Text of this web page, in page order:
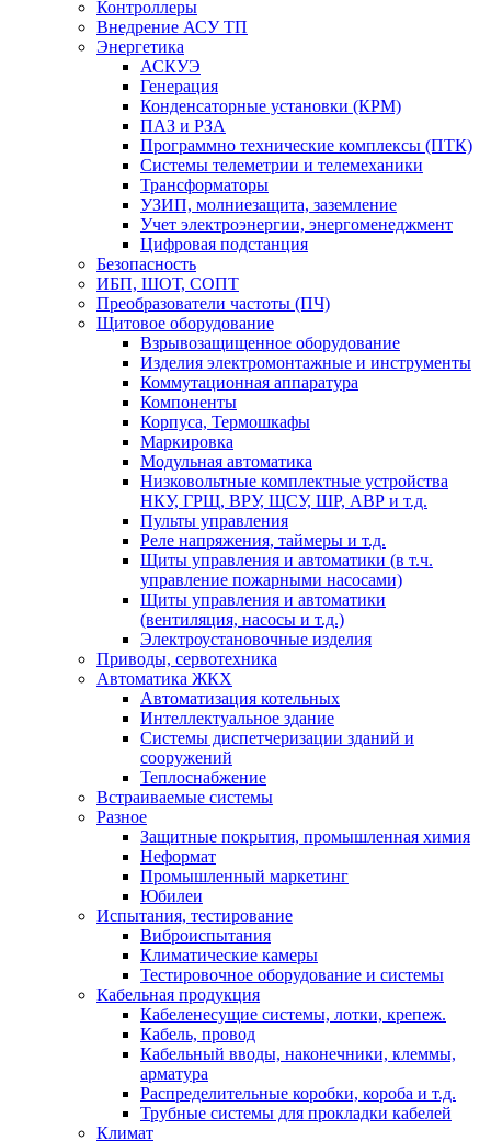
Контроллеры
Внедрение АСУ ТП
Энергетика
АСКУЭ
Генерация
Конденсаторные установки (КРМ)
ПАЗ и РЗА
Программно технические комплексы (ПТК)
Системы телеметрии и телемеханики
Трансформаторы
УЗИП, молниезащита, заземление
Учет электроэнергии, энергоменеджмент
Цифровая подстанция
Безопасность
ИБП, ШОТ, СОПТ
Преобразователи частоты (ПЧ)
Щитовое оборудование
Взрывозащищенное оборудование
Изделия электромонтажные и инструменты
Коммутационная аппаратура
Компоненты
Корпуса, Термошкафы
Маркировка
Модульная автоматика
Низковольтные комплектные устройства
НКУ, ГРЩ, ВРУ, ЩСУ, ШР, АВР и т.д.
Пульты управления
Реле напряжения, таймеры и т.д.
Щиты управления и автоматики (в т.ч.
управление пожарными насосами)
Щиты управления и автоматики
(вентиляция, насосы и т.д.)
Электроустановочные изделия
Приводы, сервотехника
Автоматика ЖКХ
Автоматизация котельных
Интеллектуальное здание
Системы диспетчеризации зданий и
сооружений
Теплоснабжение
Встраиваемые системы
Разное
Защитные покрытия, промышленная химия
Неформат
Промышленный маркетинг
Юбилеи
Испытания, тестирование
Виброиспытания
Климатические камеры
Тестировочное оборудование и системы
Кабельная продукция
Кабеленесущие системы, лотки, крепеж.
Кабель, провод
Кабельный вводы, наконечники, клеммы,
арматура
Распределительные коробки, короба и т.д.
Трубные системы для прокладки кабелей
Климат